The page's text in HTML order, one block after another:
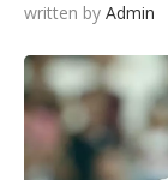
written by Admin